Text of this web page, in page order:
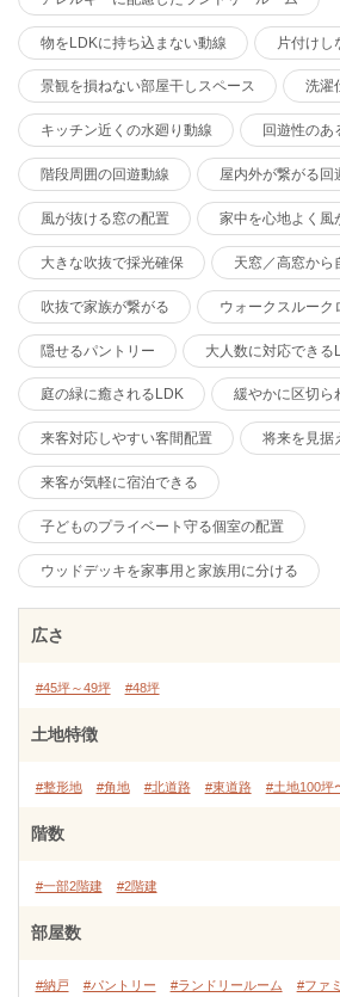
物をLDKに持ち込まない動線 片付けし
景観を損ねない部屋干しスペース 洗濯
キッチン近くの水廻り動線 回遊性のあ
階段周囲の回遊動線 屋内外が繋がる回
風が抜ける窓の配置 家中を心地よく風
大きな吹抜で採光確保 天窓／高窓から
吹抜で家族が繋がる ウォークスルーク
隠せるパントリー 大人数に対応できる
庭の緑に癒されるLDK 緩やかに区切ら
来客対応しやすい客間配置 将来を見据
来客が気軽に宿泊できる
子どものプライベート守る個室の配置
ウッドデッキを家事用と家族用に分ける
広さ
#45坪～49坪 #48坪
土地特徴
#整形地 #角地 #北道路 #東道路 #土地100坪
階数
#一部2階建 #2階建
部屋数
#納戸 #パントリー #ランドリールーム
#ファ